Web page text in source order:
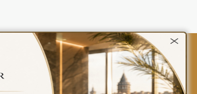
Gizlilik Politikası Türkçe